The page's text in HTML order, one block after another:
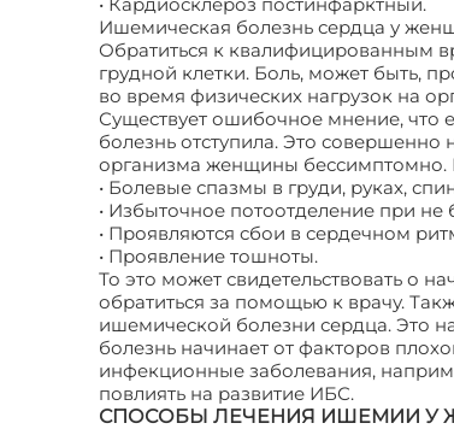
Ишемическая болезнь сердца у
Обратиться к квалифицированным
грудной клетки. Боль, может быть,
во время физических нагрузок на
Существует ошибочное мнение, что
болезнь отступила. Это совершенно
организма женщины бессимптомно.
• Болевые спазмы в груди, руках,
• Избыточное потоотделение при
• Проявляются сбои в сердечном
• Проявление тошноты.
То это может свидетельствовать о
обратиться за помощью к врачу.
ишемической болезни сердца. Это
болезнь начинает от факторов
инфекционные заболевания,
повлиять на развитие ИБС.
СПОСОБЫ ЛЕЧЕНИЯ ИШЕМИИ У